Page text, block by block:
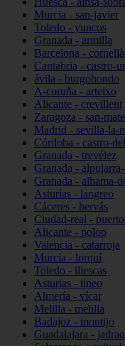
Murcia - san-javier
Toledo - yuncos
Granada - armilla
Barcelona -
Cantabria - castro-
ávila - burgohondo
A-coruña - arteixo
Alicante - crevillent
Zaragoza - san-
Madrid - sevilla-la-
Córdoba - castro-
Granada - trevélez
Granada -
Granada - alhama-
Asturias - langreo
Cáceres - hervás
Ciudad-real -
Alicante - polop
Valencia - catarroja
Murcia - lorquí
Toledo - illescas
Asturias - tineo
Almería - vícar
Melilla - melilla
Badajoz - montijo
Guadalajara -